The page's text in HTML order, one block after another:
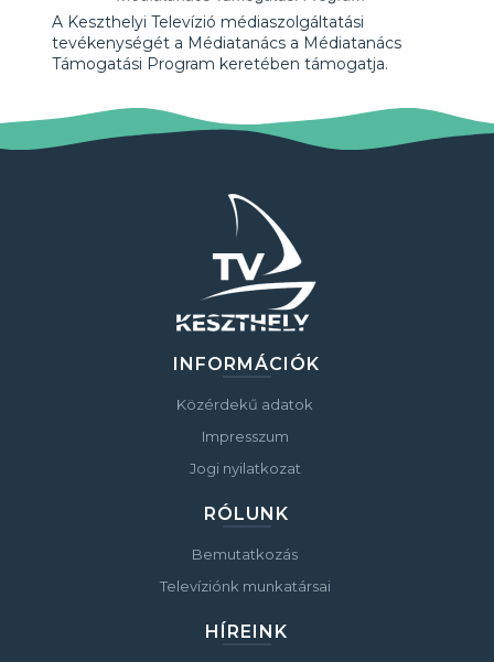
A Keszthelyi Televízió médiaszolgáltatási
tevékenységét a Médiatanács a Médiatanács
Támogatási Program keretében támogatja.
INFORMÁCIÓK
Közérdekű adatok
Impresszum
Jogi nyilatkozat
RÓLUNK
Bemutatkozás
Televíziónk munkatársai
HÍREINK